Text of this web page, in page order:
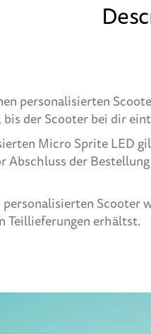
personalisierten
bis der Scooter bei dir
Micro Sprite LED
Abschluss der
Scooter
Teillieferungen erhältst.